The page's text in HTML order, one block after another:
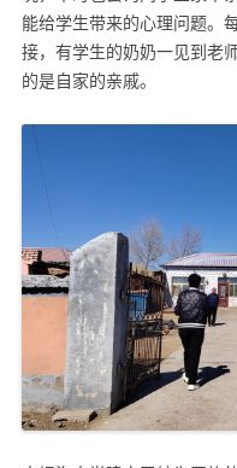
能给学生带来的心理问题。
接，有学生的奶奶一见到老
的是自家的亲戚。